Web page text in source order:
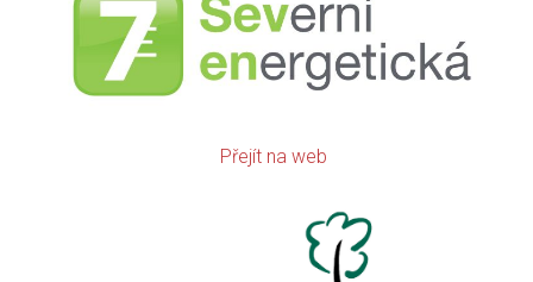
Přejít na web